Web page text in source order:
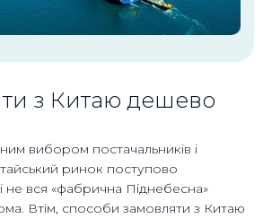
з Китаю дешево
вибором постачальників і
ринок поступово
не вся «фабрична Піднебесна»
Втім, способи замовляти з Китаю